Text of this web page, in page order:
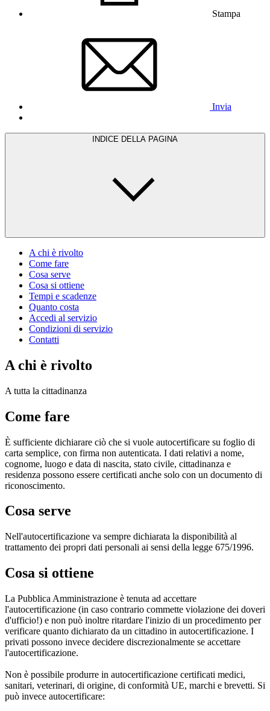
Stampa
Invia
INDICE DELLA PAGINA
A chi è rivolto
Come fare
Cosa serve
Cosa si ottiene
Tempi e scadenze
Quanto costa
Accedi al servizio
Condizioni di servizio
Contatti
A chi è rivolto
A tutta la cittadinanza
Come fare
È sufficiente dichiarare ciò che si vuole autocertificare su foglio di
carta semplice, con firma non autenticata. I dati relativi a nome,
cognome, luogo e data di nascita, stato civile, cittadinanza e
residenza possono essere certificati anche solo con un documento di
riconoscimento.
Cosa serve
Nell'autocertificazione va sempre dichiarata la disponibilità al
trattamento dei propri dati personali ai sensi della legge 675/1996.
Cosa si ottiene
La Pubblica Amministrazione è tenuta ad accettare
l'autocertificazione (in caso contrario commette violazione dei doveri
d'ufficio!) e non può inoltre ritardare l'inizio di un procedimento per
verificare quanto dichiarato da un cittadino in autocertificazione. I
privati possono invece decidere discrezionalmente se accettare
l'autocertificazione.
Non è possibile produrre in autocertificazione certificati medici,
sanitari, veterinari, di origine, di conformità UE, marchi e brevetti. Si
può invece autocertificare: